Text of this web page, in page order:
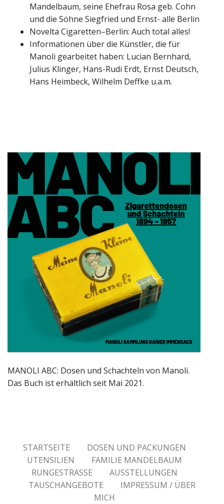
Mandelbaum, seine Ehefrau Rosa geb. Cohn
und die Söhne Siegfried und Ernst- alle Berlin
Novelta Cigaretten–Berlin: Auch total alles!
Informationen über die Künstler, die für
Manoli gearbeitet haben: Lucian Bernhard,
Julius Klinger, Hans-Rudi Erdt, Ernst Deutsch,
Hans Heimbeck, Wilhelm Deffke u.a.m.
MANOLI ABC: Dosen und Schachteln von Manoli.
Das Buch ist erhältlich seit Mai 2021.
STARTSEITE
DOSEN UND PACKUNGEN
UTENSILIEN
FAMILIE MANDELBAUM
RUNGESTRASSE
AUSSTELLUNGEN
TAUSCHANGEBOTE
IMPRESSUM / ÜBER
MICH